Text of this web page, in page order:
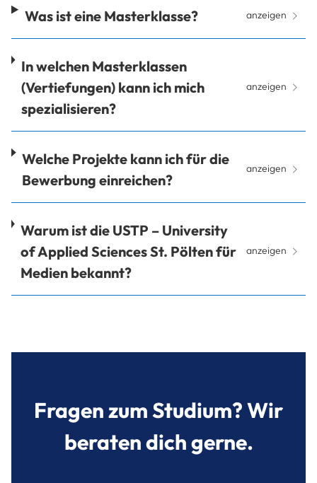
Was ist eine Masterklasse? anzeigen
In welchen Masterklassen
(Vertiefungen) kann ich mich
spezialisieren?
anzeigen
Welche Projekte kann ich für die
Bewerbung einreichen?
anzeigen
Warum ist die USTP – University
of Applied Sciences St. Pölten für
Medien bekannt?
anzeigen
Fragen zum Studium? Wir
beraten dich gerne.